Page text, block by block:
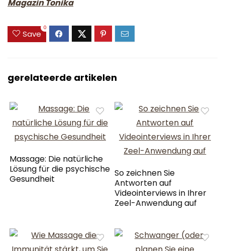
Magazin Tonika
Save
0
gerelateerde artikelen
Massage: Die natürliche
Lösung für die psychische
Gesundheit
So zeichnen Sie
Antworten auf
Videointerviews in Ihrer
Zeel-Anwendung auf